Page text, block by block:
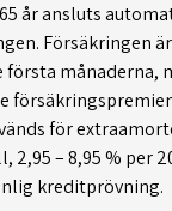
år ansluts
Försäkringen
första månaderna,
för
2,95 – 8,95 % per
kreditprövning.